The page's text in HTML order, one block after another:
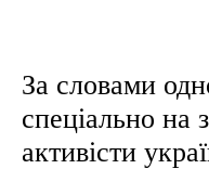
За словами
спеціально на
активісти